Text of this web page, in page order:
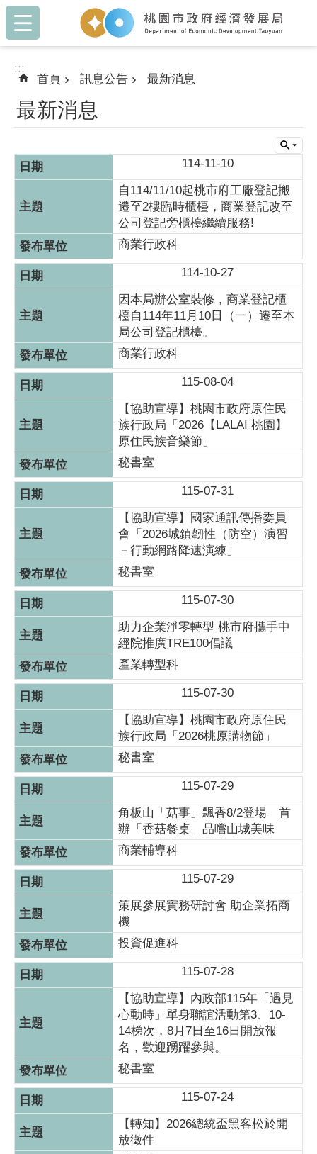
跳到主要內容區塊
:::
:::
首頁 訊息公告 最新消息
最新消息
114-11-10
自114/11/10起桃市府工廠登記搬
遷至2樓臨時櫃檯，商業登記改至
公司登記旁櫃檯繼續服務!
商業行政科
114-10-27
因本局辦公室裝修，商業登記櫃
檯自114年11月10日（一）遷至本
局公司登記櫃檯。
商業行政科
115-08-04
【協助宣導】桃園市政府原住民
族行政局「2026【LALAI 桃園】
原住民族音樂節」
秘書室
115-07-31
【協助宣導】國家通訊傳播委員
會「2026城鎮韌性（防空）演習
－行動網路降速演練」
秘書室
115-07-30
助力企業淨零轉型 桃市府攜手中
經院推廣TRE100倡議
產業轉型科
115-07-30
【協助宣導】桃園市政府原住民
族行政局「2026桃原購物節」
秘書室
115-07-29
角板山「菇事」飄香8/2登場 首
辦「香菇餐桌」品嚐山城美味
商業輔導科
115-07-29
策展參展實務研討會 助企業拓商
機
投資促進科
115-07-28
【協助宣導】內政部115年「遇見
心動時」單身聯誼活動第3、10-
14梯次，8月7日至16日開放報
名，歡迎踴躍參與。
秘書室
115-07-24
【轉知】2026總統盃黑客松於開
放徵件